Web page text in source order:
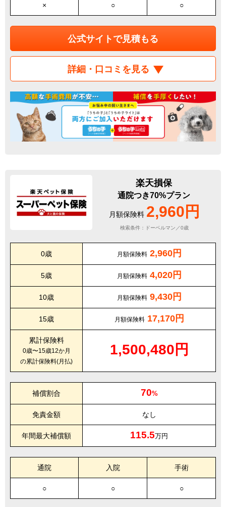
× ○ ○
公式サイトで見積もる
詳細・口コミを見る
楽天損保
通院つき70%プラン
月額保険料 2,960円
検索条件：ドーベルマン／0歳
0歳 月額保険料 2,960円
5歳 月額保険料 4,020円
10歳 月額保険料 9,430円
15歳 月額保険料 17,170円
累計保険料
0歳〜15歳12か月
の累計保険料(月払)
1,500,480円
補償割合 70%
免責金額 なし
年間最大補償額 115.5万円
通院 入院 手術
○ ○ ○